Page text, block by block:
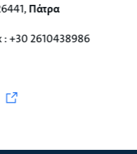
Πάτρα
+30 2610438986